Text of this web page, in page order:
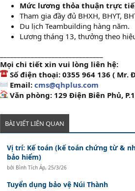
Mức lương thỏa thuận trực
Tham gia đầy đủ BHXH, BHYT,
Du lịch Teambuilding hàng năm.
Lương tháng 13, thưởng theo
Mọi chi tiết xin vui lòng liên hệ:
Số điện thoại: 0355 964 136 ( Mr.
Email: cms@qhplus.com
Văn phòng: 129 Điện Biên Phủ,
BÀI VIẾT LIÊN QUAN
Vị trí: Kế toán (kế toán chứng từ &
bảo hiểm)
bởi Bình Tích Áp, 25/3/26
Tuyển dụng bảo vệ Núi Thành